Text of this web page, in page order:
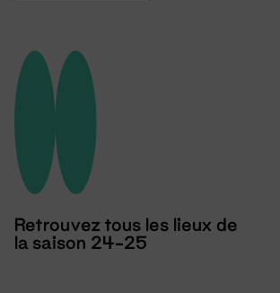
Retrouvez tous les lieux de
la saison 24-25